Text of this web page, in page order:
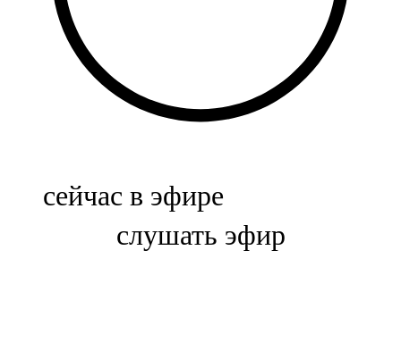
Баулы
107,5 FM
Биләр
Болгар
сейчас в эфире
слушать эфир